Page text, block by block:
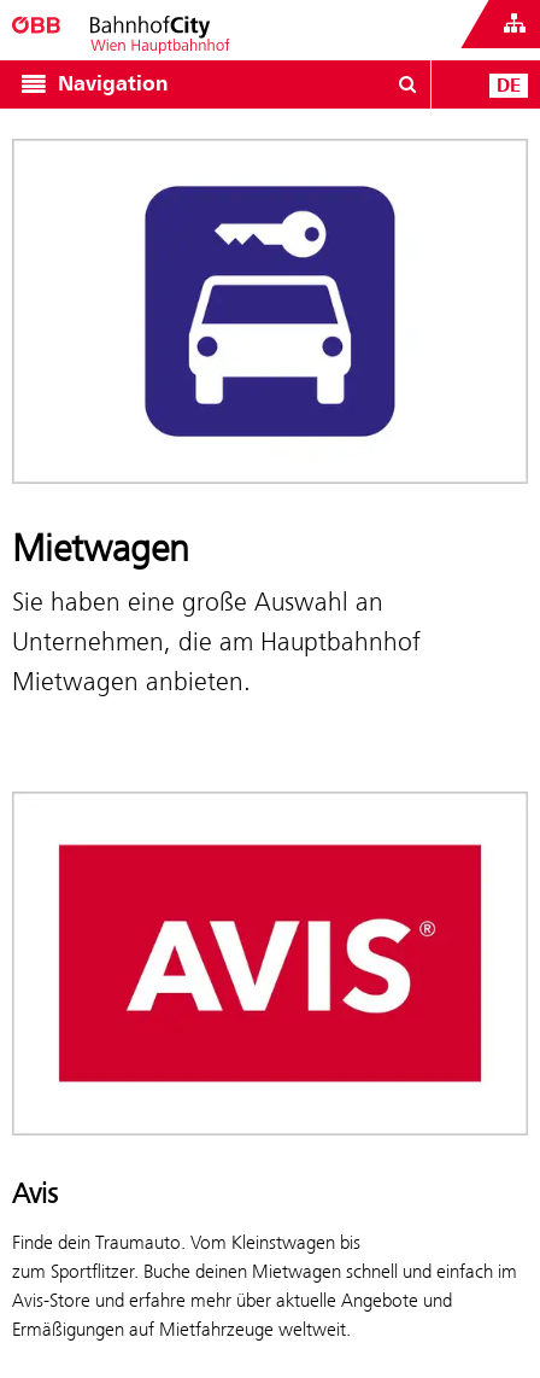
Navigation DE
Mietwagen
Sie haben eine große Auswahl an
Unternehmen, die am Hauptbahnhof
Mietwagen anbieten.
Avis
Finde dein Traumauto. Vom Kleinstwagen bis
zum Sportflitzer. Buche deinen Mietwagen schnell und einfach im
Avis-Store und erfahre mehr über aktuelle Angebote und
Ermäßigungen auf Mietfahrzeuge weltweit.